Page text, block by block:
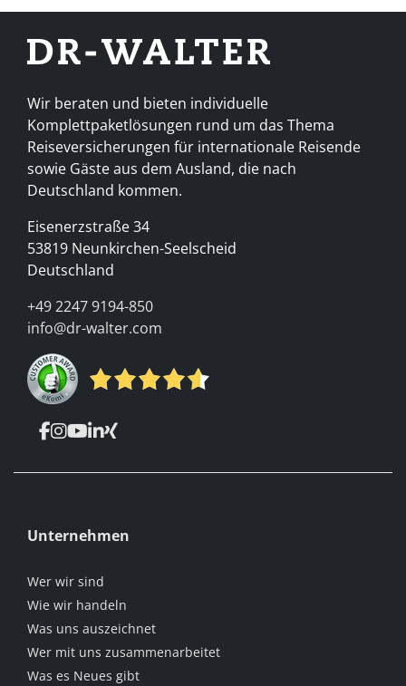
Wir beraten und bieten individuelle
Komplettpaketlösungen rund um das Thema
Reiseversicherungen für internationale Reisende
sowie Gäste aus dem Ausland, die nach
Deutschland kommen.
Eisenerzstraße 34
53819 Neunkirchen-Seelscheid
Deutschland
+49 2247 9194-850
info@dr-walter.com
Unternehmen
Wer wir sind
Wie wir handeln
Was uns auszeichnet
Wer mit uns zusammenarbeitet
Was es Neues gibt